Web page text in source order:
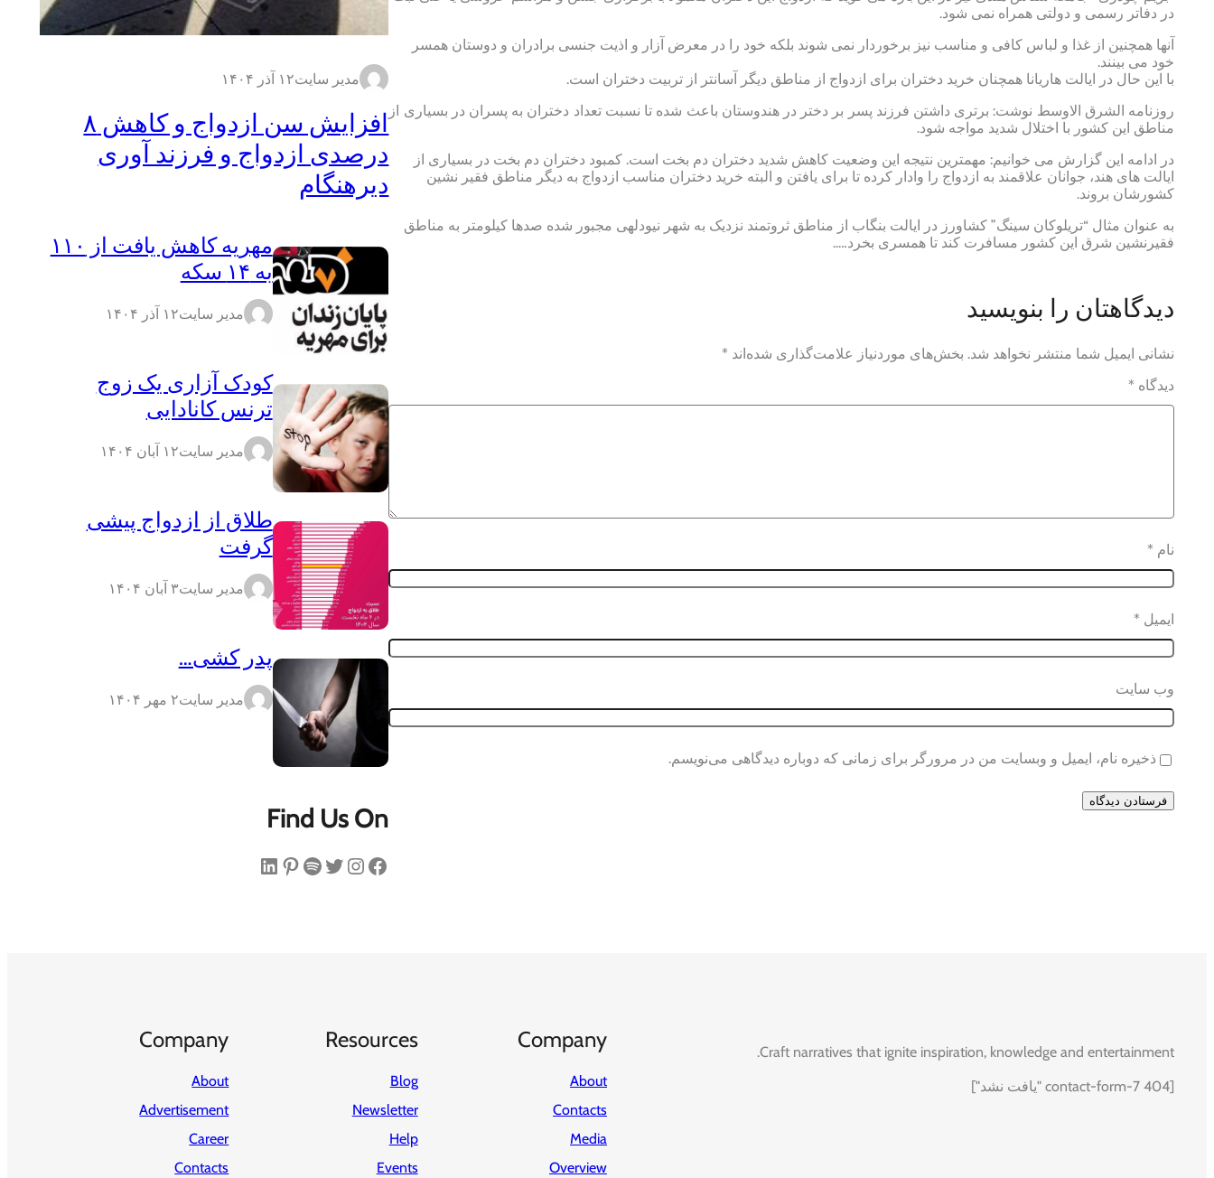
در دفاتر رسمی و دولتی همراه نمی شود.
آنها همچنین از غذا و لباس کافی و مناسب نیز برخوردار نمی شوند بلکه خود را در معرض آزار و اذیت جنسی برادران و دوستان همسر
خود می بینند.
با این حال در ایالت هاریانا همچنان خرید دختران برای ازدواج از مناطق دیگر آسانتر از تربیت دختران است.
روزنامه الشرق الاوسط نوشت: برتری داشتن فرزند پسر بر دختر در هندوستان باعث شده تا نسبت تعداد دختران به پسران در بسیاری از
مناطق این کشور با اختلال شدید مواجه شود.
در ادامه این گزارش می خوانیم: مهمترین نتیجه این وضعیت کاهش شدید دختران دم بخت است. کمبود دختران دم بخت در بسیاری از
ایالت های هند، جوانان علاقمند به ازدواج را وادار کرده تا برای یافتن و البته خرید دختران مناسب ازدواج به دیگر مناطق فقیر نشین
کشورشان بروند.
به عنوان مثال “تریلوکان سینگ” کشاورز در ایالت بنگاب از مناطق ثروتمند نزدیک به شهر نیودلهی مجبور شده صدها کیلومتر به مناطق
فقیرنشین شرق این کشور مسافرت کند تا همسری بخرد…..
دیدگاهتان را بنویسید
نشانی ایمیل شما منتشر نخواهد شد. بخش‌های موردنیاز علامت‌گذاری شده‌اند *
دیدگاه *
نام *
ایمیل *
وب‌ سایت
ذخیره نام، ایمیل و وبسایت من در مرورگر برای زمانی که دوباره دیدگاهی می‌نویسم.
مدیر سایت۱۲ آذر ۱۴۰۴
افزایش سن ازدواج و کاهش ۸
درصدی ازدواج و فرزند آوری
دیرهنگام
مهریه کاهش یافت از ۱۱۰
به ۱۴ سکه
مدیر سایت۱۲ آذر ۱۴۰۴
کودک آزاری یک زوج
ترنس کانادایی
مدیر سایت۱۲ آبان ۱۴۰۴
طلاق از ازدواج پیشی
گرفت
مدیر سایت۳ آبان ۱۴۰۴
پدر کشی…
مدیر سایت۲ مهر ۱۴۰۴
Find Us On
فیس‌بوک اینستاگرم توییتر اسپاتیفای پینترست لینکداین
Craft narratives that ignite inspiration, knowledge and entertainment.
[contact-form-7 404 "یافت نشد"]
Company
About
Contacts
Media
Overview
Resources
Blog
Newsletter
Help
Events
Company
About
Advertisement
Career
Contacts